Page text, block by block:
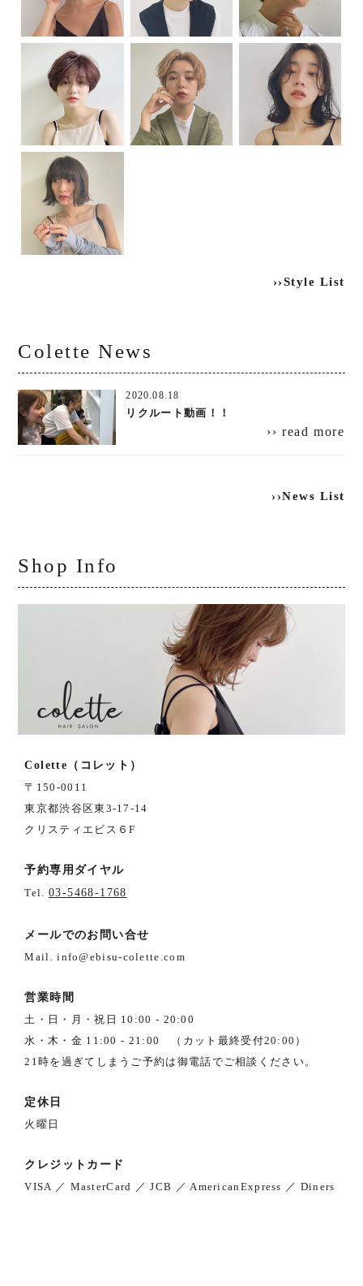
››Style List
Colette News
2020.08.18
リクルート動画！！
›› read more
››News List
Shop Info
Colette（コレット）
〒150-0011
東京都渋谷区東3-17-14
クリスティエビス６F
予約専用ダイヤル
Tel. 03-5468-1768
メールでのお問い合せ
Mail. info@ebisu-colette.com
営業時間
土・日・月・祝日 10:00 - 20:00
水・木・金 11:00 - 21:00 （カット最終受付20:00）
21時を過ぎてしまうご予約は御電話でご相談ください。
定休日
火曜日
クレジットカード
VISA ／ MasterCard ／ JCB ／ AmericanExpress ／ Diners